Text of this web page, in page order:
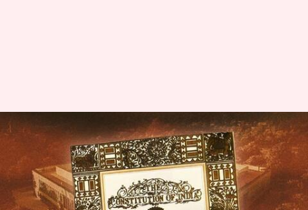
#NewsBytesExplainer:
संविधान की प्रस्तावना से 'धर्मनिरपेक्ष'
और 'समाजवाद' शब्द हटाने से जुड़ा
विवाद क्या है?